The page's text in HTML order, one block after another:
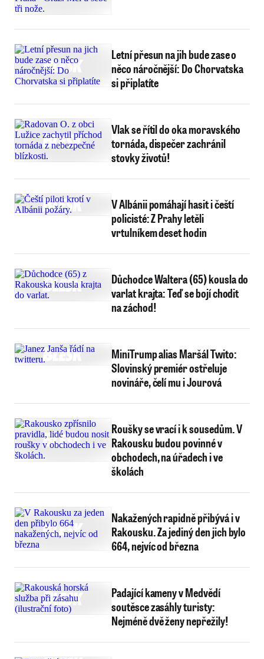
Letní přesun na jih bude zase o
něco náročnější: Do Chorvatska
si připlatíte
Vlak se řítil do oka moravského
tornáda, dispečer zachránil
stovky životů!
V Albánii pomáhají hasit i čeští
policisté: Z Prahy letěli
vrtulníkem deset hodin
Důchodce Waltera (65) kousla do
varlat krajta: Teď se bojí chodit
na záchod!
MiniTrump alias Maršál Twito:
Slovinský premiér ostřeluje
novináře, čelí mu i Jourová
Roušky se vrací i k sousedům. V
Rakousku budou povinné v
obchodech, na úřadech i ve
školách
Nakažených rapidně přibývá i v
Rakousku. Za jediný den jich bylo
664, nejvíc od března
Padající kameny v Medvědí
soutěsce zasáhly turisty:
Nejméně dvě ženy nepřežily!